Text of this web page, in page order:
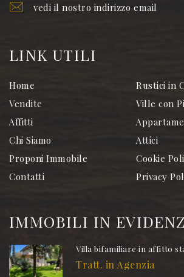
vedi il nostro indirizzo email
LINK UTILI
Home
Vendite
Affitti
Chi Siamo
Proponi Immobile
Contatti
Rustici in
Ville con
Attici
Cookie
Privacy
IMMOBILI IN
Villa bifamiliare in affitto
Tratt. in Agenzia